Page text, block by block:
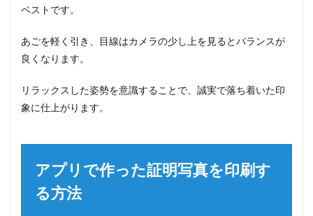
ベストです。
あごを軽く引き、目線はカメラの少し上を見るとバランスが
良くなります。
リラックスした姿勢を意識することで、誠実で落ち着いた印
象に仕上がります。
アプリで作った証明写真を印刷す
る方法